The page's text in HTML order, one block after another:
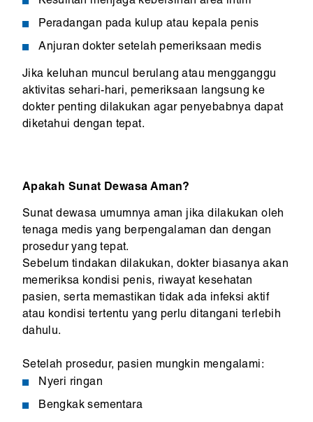
Peradangan pada kulup atau kepala penis
Anjuran dokter setelah pemeriksaan medis
Jika keluhan muncul berulang atau mengganggu
aktivitas sehari-hari, pemeriksaan langsung ke
dokter penting dilakukan agar penyebabnya dapat
diketahui dengan tepat.
Apakah Sunat Dewasa Aman?
Sunat dewasa umumnya aman jika dilakukan oleh
tenaga medis yang berpengalaman dan dengan
prosedur yang tepat.
Sebelum tindakan dilakukan, dokter biasanya akan
memeriksa kondisi penis, riwayat kesehatan
pasien, serta memastikan tidak ada infeksi aktif
atau kondisi tertentu yang perlu ditangani terlebih
dahulu.
Setelah prosedur, pasien mungkin mengalami:
Nyeri ringan
Bengkak sementara